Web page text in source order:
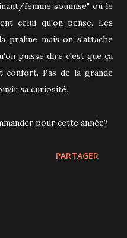
femme soumise" où le
celui qu'on pense. Les
praline mais on s'attache
puisse dire c'est que ça
Pas de la grande
sa curiosité.
pour cette année?
PARTAGER